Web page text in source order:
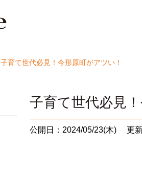
子育て世代必見！今形原町がアツい！
子育て世代必見
公開日：2024/05/23(木) 更